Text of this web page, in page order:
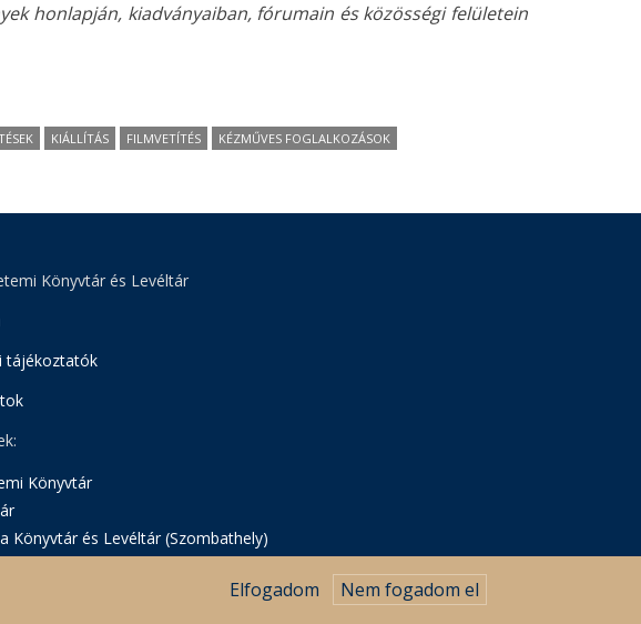
honlapján, kiadványaiban, fórumain és közösségi felületein
KIÁLLÍTÁS FILMVETÍTÉS KÉZMŰVES FOGLALKOZÁSOK
Könyvtár és Levéltár
tájékoztatók
Könyvtár
Könyvtár és Levéltár (Szombathely)
Elfogadom Nem fogadom el